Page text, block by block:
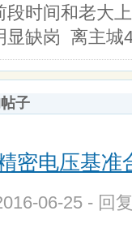
段时间和老大
显缺岗 离主城
子
密电压基准
06-25 - 回